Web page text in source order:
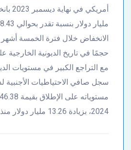
الانخفاض خلال فترة الخمسة أشهر
حجمًا في تاريخ الديونية الخارجية
مع التراجع الكبير في مستويات
سجل صافي الاحتياطيات الأجنبية
2024، بزيادة 13.26 مليار دولار منذ شهر أغسطس